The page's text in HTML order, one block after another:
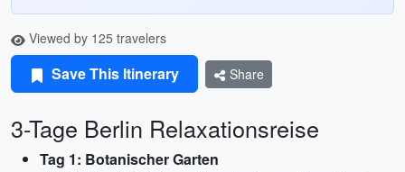
Viewed by 125 travelers
Save This Itinerary Share
3-Tage Berlin Relaxationsreise
Tag 1: Botanischer Garten